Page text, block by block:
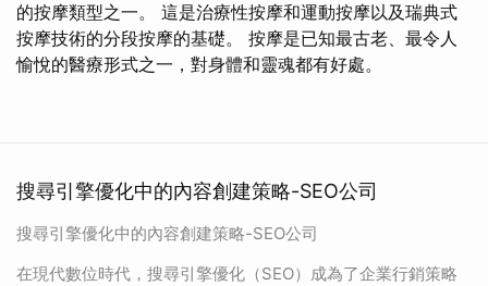
的按摩類型之一。 這是治療性按摩和運動按摩以及瑞典式
按摩技術的分段按摩的基礎。 按摩是已知最古老、最令人
愉悅的醫療形式之一，對身體和靈魂都有好處。
搜尋引擎優化中的內容創建策略-SEO公司
搜尋引擎優化中的內容創建策略-SEO公司
在現代數位時代，搜尋引擎優化（SEO）成為了企業行銷策略